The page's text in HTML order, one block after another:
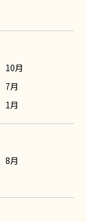
10月
7月
1月
8月